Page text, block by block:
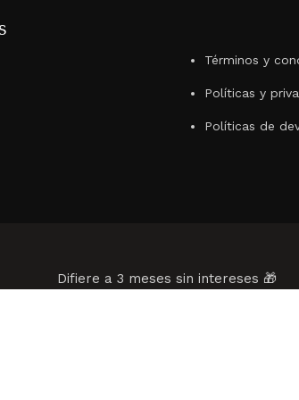
Términos y
Políticas y
Políticas de
Difiere a 3 meses sin intereses 🎁